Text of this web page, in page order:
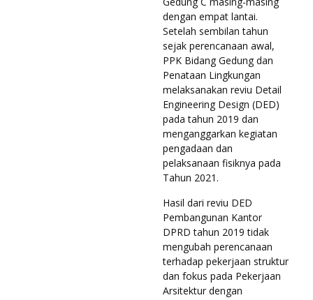
dengan empat lantai.
Setelah sembilan tahun
sejak perencanaan awal,
PPK Bidang Gedung dan
Penataan Lingkungan
melaksanakan reviu Detail
Engineering Design (DED)
pada tahun 2019 dan
menganggarkan kegiatan
pengadaan dan
pelaksanaan fisiknya pada
Tahun 2021.
Hasil dari reviu DED
Pembangunan Kantor
DPRD tahun 2019 tidak
mengubah perencanaan
terhadap pekerjaan struktur
dan fokus pada Pekerjaan
Arsitektur dengan